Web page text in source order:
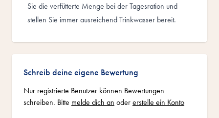
Sie die verfütterte Menge bei der Tagesration und
stellen Sie immer ausreichend Trinkwasser bereit.
Schreib deine eigene Bewertung
Nur registrierte Benutzer können Bewertungen
schreiben. Bitte melde dich an odererstelle ein Konto